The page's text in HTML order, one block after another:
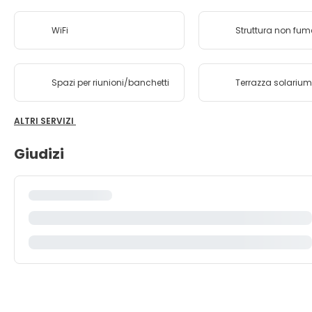
WiFi Struttura non
Spazi per riunioni/banchetti Terrazza solarium
ALTRI SERVIZI
Giudizi